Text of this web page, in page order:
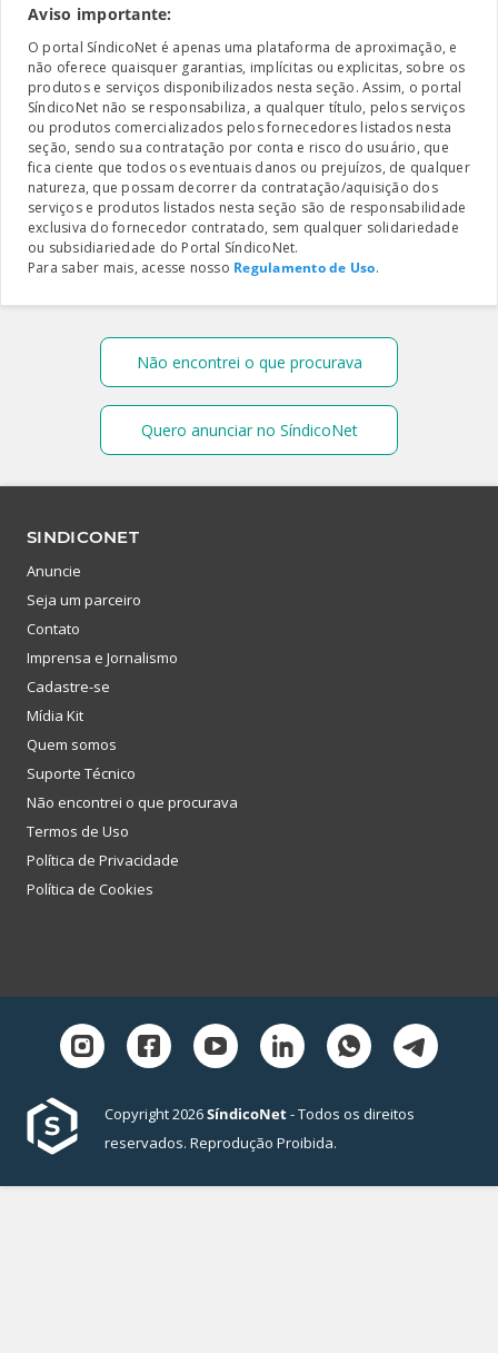
Aviso importante:
O portal SíndicoNet é apenas uma plataforma de aproximação, e
não oferece quaisquer garantias, implícitas ou explicitas, sobre os
produtos e serviços disponibilizados nesta seção. Assim, o portal
SíndicoNet não se responsabiliza, a qualquer título, pelos serviços
ou produtos comercializados pelos fornecedores listados nesta
seção, sendo sua contratação por conta e risco do usuário, que
fica ciente que todos os eventuais danos ou prejuízos, de qualquer
natureza, que possam decorrer da contratação/aquisição dos
serviços e produtos listados nesta seção são de responsabilidade
exclusiva do fornecedor contratado, sem qualquer solidariedade
ou subsidiariedade do Portal SíndicoNet.
Para saber mais, acesse nosso Regulamento de Uso.
Não encontrei o que procurava
Quero anunciar no SíndicoNet
SINDICONET
Anuncie
Seja um parceiro
Contato
Imprensa e Jornalismo
Cadastre-se
Mídia Kit
Quem somos
Suporte Técnico
Não encontrei o que procurava
Termos de Uso
Política de Privacidade
Política de Cookies
Copyright 2026SíndicoNet- Todos os direitos
reservados. Reprodução Proibida.